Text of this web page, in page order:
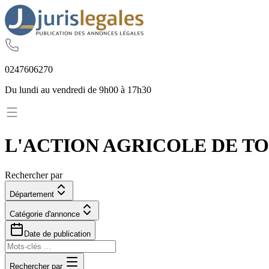
0247606270
Du lundi au vendredi de 9h00 à 17h30
L'ACTION AGRICOLE DE
Rechercher par
Département
Catégorie d'annonce
Date de publication
Rechercher par